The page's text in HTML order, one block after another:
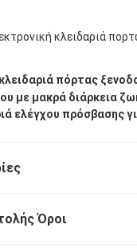
κλειδαριά
πόρτας
με μακρά διάρκεια
ελέγχου πρόσβασης
Όροι